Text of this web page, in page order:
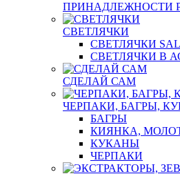
ПРИНАДЛЕЖНОСТИ
СВЕТЛЯЧКИ
СВЕТЛЯЧКИ
СВЕТЛЯЧКИ В
СДЕЛАЙ САМ
ЧЕРПАКИ, БАГРЫ,
БАГРЫ
КИЯНКА,
КУКАНЫ
ЧЕРПАКИ